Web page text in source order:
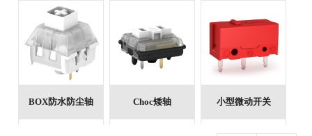
BOX防水防尘轴 Choc矮轴 小型微动开关